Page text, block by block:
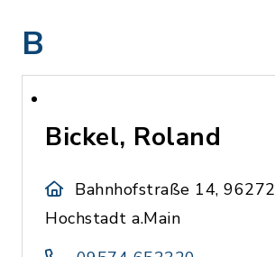
B
Bickel, Roland
Bahnhofstraße 14, 96272
Hochstadt a.Main